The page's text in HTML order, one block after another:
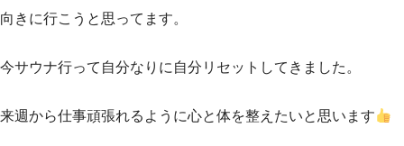
向きに行こうと思ってます。
今サウナ行って自分なりに自分リセットしてきました。
来週から仕事頑張れるように心と体を整えたいと思います